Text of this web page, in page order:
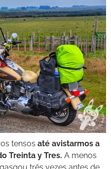
tensos até avistarmos a
Treinta y Tres. A menos